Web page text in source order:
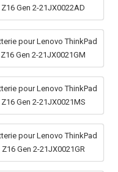
Z16 Gen 2-21JX0022AD
pour Lenovo ThinkPad
Z16 Gen 2-21JX0021GM
pour Lenovo ThinkPad
Z16 Gen 2-21JX0021MS
pour Lenovo ThinkPad
Z16 Gen 2-21JX0021GR